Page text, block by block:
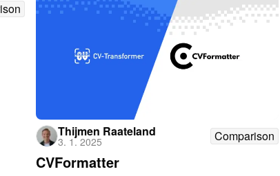
Thijmen Raateland
3. 1. 2025 Comparison
CVFormatter